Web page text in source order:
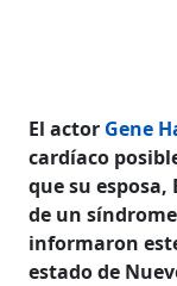
El actor Gene
cardíaco
que su
de un
informaron
estado de